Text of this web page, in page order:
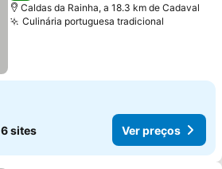
Caldas da Rainha, a 18.3 km de Cadaval
Culinária portuguesa tradicional
6 sites Ver preços